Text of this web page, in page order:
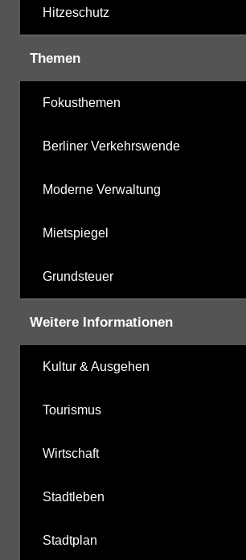
Hitzeschutz
Themen
Fokusthemen
Berliner Verkehrswende
Moderne Verwaltung
Mietspiegel
Grundsteuer
Weitere Informationen
Kultur & Ausgehen
Tourismus
Wirtschaft
Stadtleben
Stadtplan